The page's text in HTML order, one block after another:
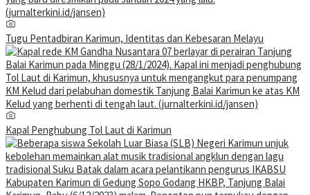
Tugu Pentadbiran Karimun, Identitas dan Kebesaran Melayu
Kapal Penghubung Tol Laut di Karimun